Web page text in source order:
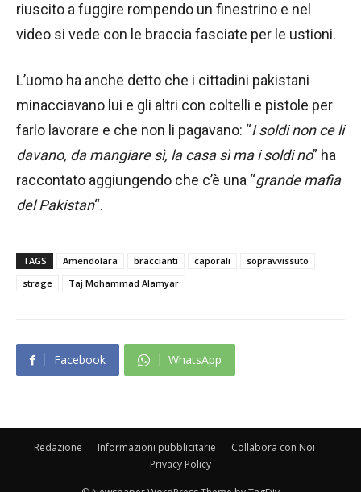
riuscito a fuggire rompendo un finestrino e nel
video si vede con le braccia fasciate per le ustioni.
L’uomo ha anche detto che i cittadini pakistani
minacciavano lui e gli altri con coltelli e pistole per
farlo lavorare e che non li pagavano: “I soldi non ce li
davano, da mangiare sì, la casa sì ma i soldi no” ha
raccontato aggiungendo che c’è una “grande mafia
del Pakistan“.
TAGS Amendolara braccianti caporali
sopravvissuto
strage
Taj Mohammad Alamyar
Facebook WhatsApp
Redazione Informazioni pubblicitarie
Collabora con Noi
Privacy Policy